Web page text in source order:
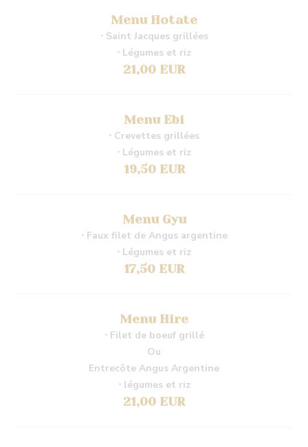
Menu Hotate
⋅ Saint Jacques grillées
⋅ Légumes et riz
21,00 EUR
Menu Ebi
⋅ Crevettes grillées
⋅ Légumes et riz
19,50 EUR
Menu Gyu
⋅ Faux filet de Angus argentine
⋅ Légumes et riz
17,50 EUR
Menu Hire
⋅ Filet de boeuf grillé
Ou
Entrecôte Angus Argentine
⋅ légumes et riz
21,00 EUR